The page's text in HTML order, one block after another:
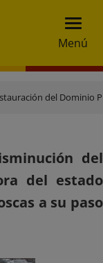
Menú
del Dominio
del
del estado
a su paso